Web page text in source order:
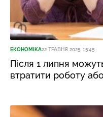
ЕКОНОМІКА22 ТРАВНЯ 2025, 15:45
Після 1 липня
втратити роботу